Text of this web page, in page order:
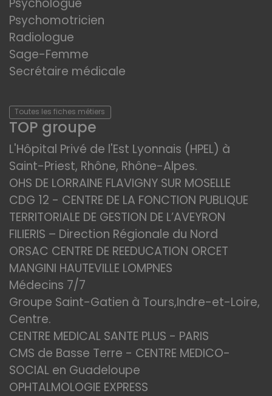
Psychologue
Psychomotricien
Radiologue
Sage-Femme
Secrétaire médicale
Toutes les fiches métiers
TOP groupe
L'Hôpital Privé de l'Est Lyonnais (HPEL) à
Saint-Priest, Rhône, Rhône-Alpes.
OHS DE LORRAINE FLAVIGNY SUR MOSELLE
CDG 12 - CENTRE DE LA FONCTION PUBLIQUE
TERRITORIALE DE GESTION DE L’AVEYRON
FILIERIS – Direction Régionale du Nord
ORSAC CENTRE DE REEDUCATION ORCET
MANGINI HAUTEVILLE LOMPNES
Médecins 7/7
Groupe Saint-Gatien à Tours,Indre-et-Loire,
Centre.
CENTRE MEDICAL SANTE PLUS - PARIS
CMS de Basse Terre - CENTRE MEDICO-
SOCIAL en Guadeloupe
OPHTALMOLOGIE EXPRESS